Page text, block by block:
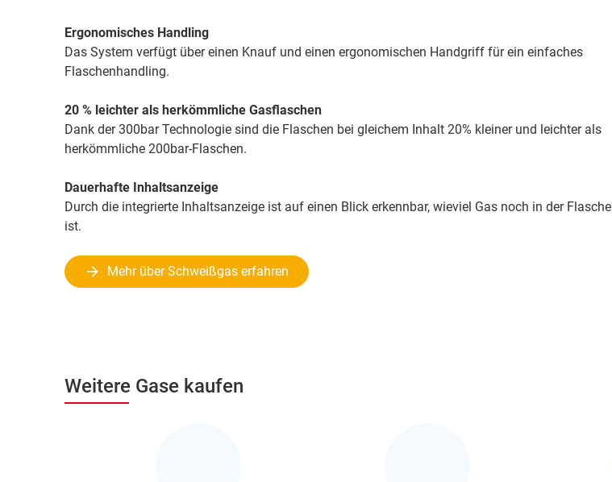
Ergonomisches Handling
Das System verfügt über einen Knauf und einen ergonomischen Handgriff für ein einfaches
Flaschenhandling.
20 % leichter als herkömmliche Gasflaschen
Dank der 300bar Technologie sind die Flaschen bei gleichem Inhalt 20% kleiner und leichter als
herkömmliche 200bar-Flaschen.
Dauerhafte Inhaltsanzeige
Durch die integrierte Inhaltsanzeige ist auf einen Blick erkennbar, wieviel Gas noch in der Flasche
ist.
Mehr über Schweißgas erfahren
Weitere Gase kaufen